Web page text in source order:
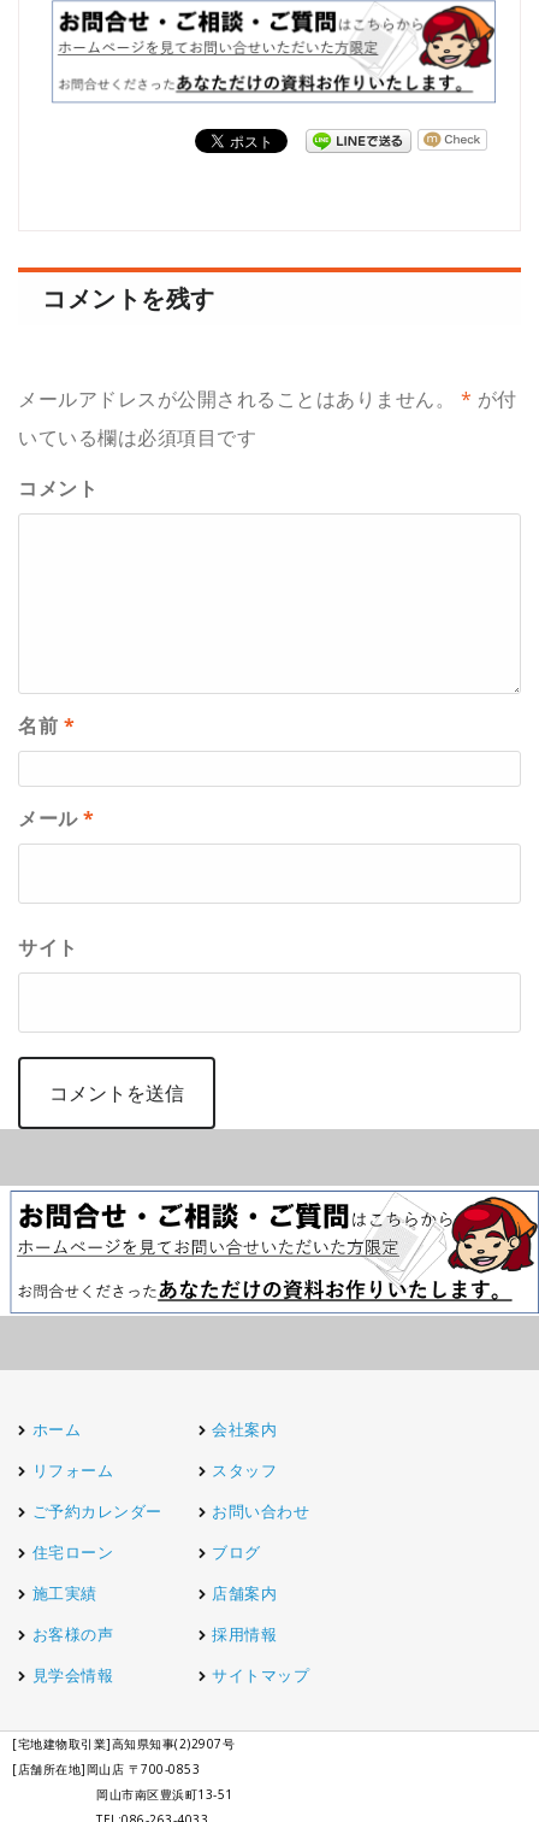
コメントを残す
メールアドレスが公開されることはありません。 * が付
いている欄は必須項目です
コメント
名前 *
メール*
サイト
ホーム
リフォーム
ご予約カレンダー
住宅ローン
施工実績
お客様の声
見学会情報
会社案内
スタッフ
お問い合わせ
ブログ
店舗案内
採用情報
サイトマップ